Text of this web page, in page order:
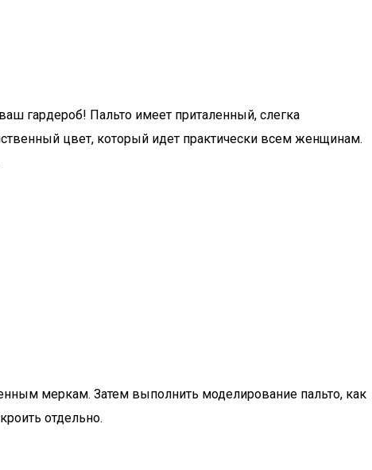
гардероб! Пальто имеет приталенный, слегка
цвет, который идет практически всем женщинам.
меркам. Затем выполнить моделирование пальто, как
отдельно.